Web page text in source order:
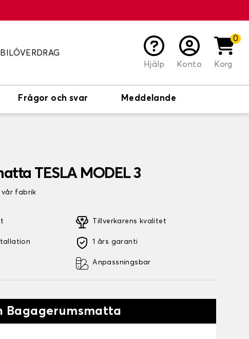
BILÖVERDRAG
Hjälp
Konto
0
Korg
Frågor och svar Meddelande
TESLA MODEL 3
vår fabrik
Tillverkarens kvalitet
1 års garanti
Anpassningsbar
Bagagerumsmatta